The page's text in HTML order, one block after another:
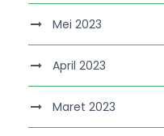
Mei 2023
April 2023
Maret 2023